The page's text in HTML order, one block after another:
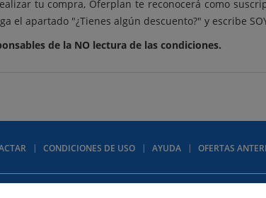
tu compra, Oferplan te reconocerá como
el apartado "¿Tienes algún descuento?" y escribe
de la NO lectura de las condiciones.
CONDICIONES DE USO AYUDA OFERTAS